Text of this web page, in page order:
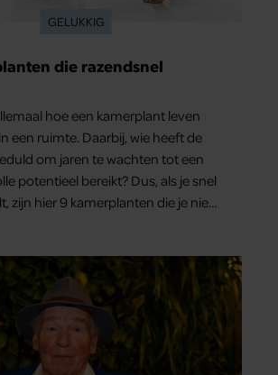
GELUKKIG
die razendsnel
hoe een kamerplant leven
een ruimte. Daarbij, wie heeft de
om jaren te wachten tot een
potentieel bereikt? Dus, als je snel
zijn hier 9 kamerplanten die je niet